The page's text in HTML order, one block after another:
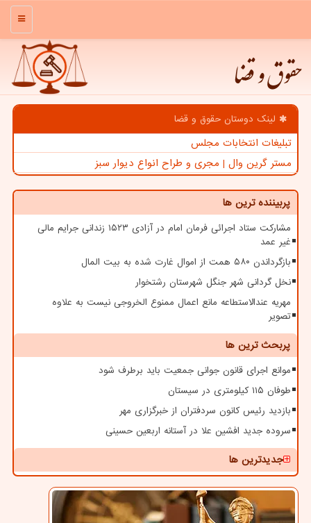
منو
حقوق و قضا
لینک دوستان حقوق و قضا
تبلیغات انتخابات مجلس
مستر گرین وال | مجری و طراح انواع دیوار سبز
پربیننده ترین ها
مشارکت ستاد اجرائی فرمان امام در آزادی ۱۵۲۳ زندانی جرایم مالی
غیر عمد
بازگرداندن ۵۸۰ همت از اموال غارت شده به بیت المال
نخل گردانی شهر جنگل شهرستان رشتخوار
مهریه عندالاستطاعه مانع اعمال ممنوع الخروجی نیست به علاوه
تصویر
پربحث ترین ها
موانع اجرای قانون جوانی جمعیت باید برطرف شود
طوفان ۱۱۵ کیلومتری در سیستان
بازدید رئیس کانون سردفتران از خبرگزاری مهر
سروده جدید افشین علا در آستانه اربعین حسینی
جدیدترین ها